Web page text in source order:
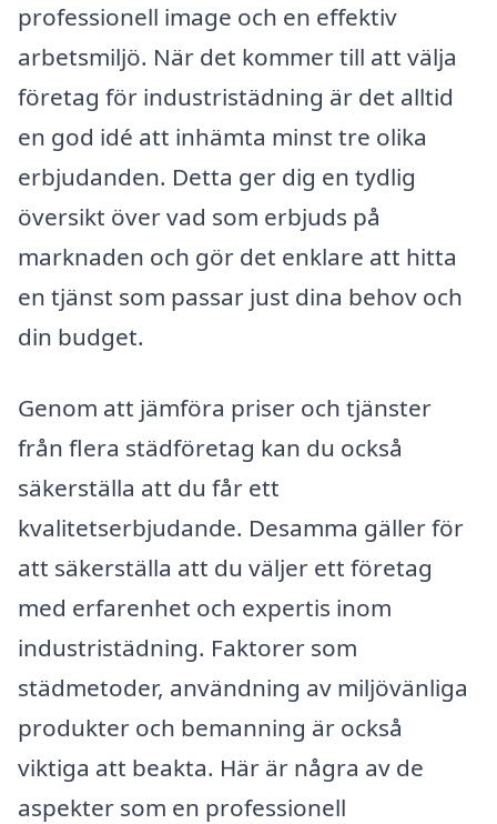
professionell image och en effektiv
arbetsmiljö. När det kommer till att välja
företag för industristädning är det alltid
en god idé att inhämta minst tre olika
erbjudanden. Detta ger dig en tydlig
översikt över vad som erbjuds på
marknaden och gör det enklare att hitta
en tjänst som passar just dina behov och
din budget.
Genom att jämföra priser och tjänster
från flera städföretag kan du också
säkerställa att du får ett
kvalitetserbjudande. Desamma gäller för
att säkerställa att du väljer ett företag
med erfarenhet och expertis inom
industristädning. Faktorer som
städmetoder, användning av miljövänliga
produkter och bemanning är också
viktiga att beakta. Här är några av de
aspekter som en professionell